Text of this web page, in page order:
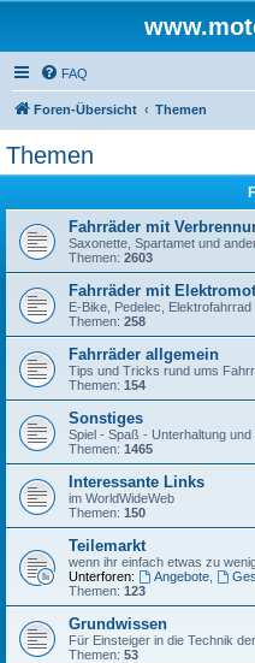
FAQ
Foren-Übersicht Themen
Themen
Fahrräder mit
Saxonette, Spartamet und
Themen: 2603
Fahrräder mit
E-Bike, Pedelec, Elektrofahrrad
Themen: 258
Fahrräder allgemein
Tips und Tricks rund ums
Themen: 154
Sonstiges
Spiel - Spaß - Unterhaltung
Themen: 1465
Interessante Links
im WorldWideWeb
Themen: 150
Teilemarkt
wenn ihr einfach etwas zu
Unterforen:
Angebote,
Themen: 123
Grundwissen
Für Einsteiger in die Technik
Themen: 53